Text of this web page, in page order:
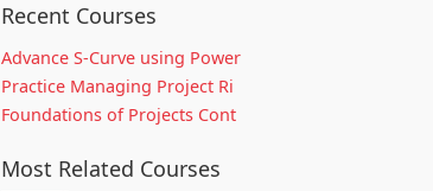
Recent Courses
Advance S-Curve using Power
Practice Managing Project Ri
Foundations of Projects Cont
Most Related Courses